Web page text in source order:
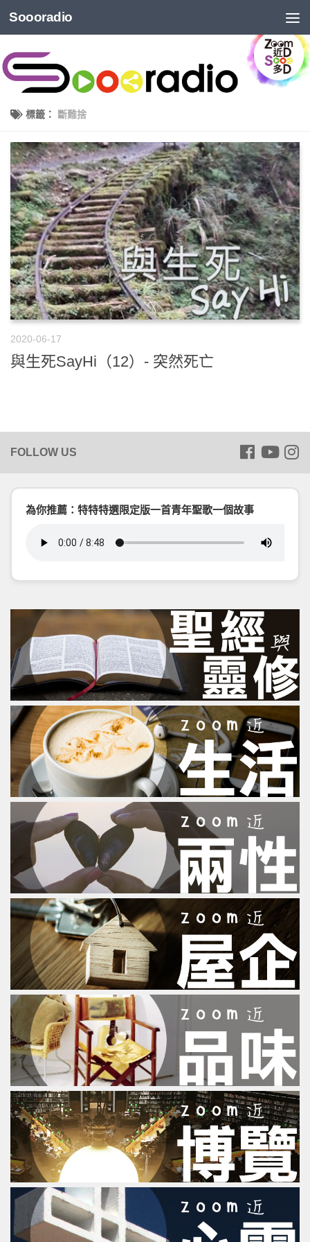
Soooradio
標籤： 斷難捨
2020-06-17
與生死SayHi（12）- 突然死亡
為你推薦：特特特選限定版一首青年聖歌一個故事